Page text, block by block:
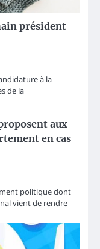
président
à la
de la
aux
en cas
politique dont
vient de rendre